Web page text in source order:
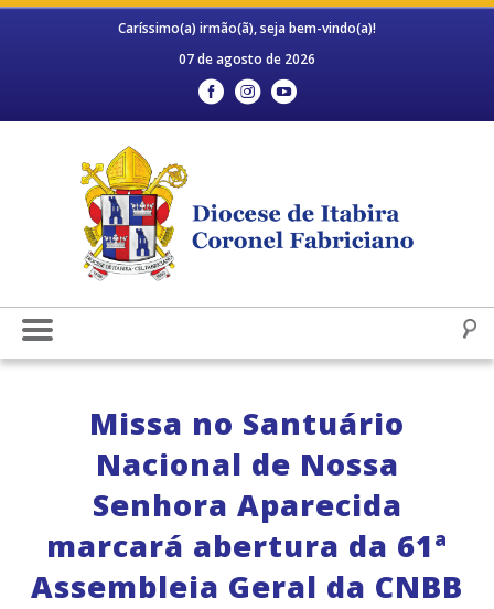
Caríssimo(a) irmão(ã), seja bem-vindo(a)!
07 de agosto de 2026
Missa no Santuário
Nacional de Nossa
Senhora Aparecida
marcará abertura da 61ª
Assembleia Geral da CNBB